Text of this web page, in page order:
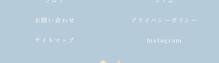
お問い合わせ プライバシーポリシー
サイトマップ Instagram